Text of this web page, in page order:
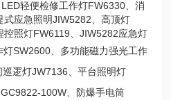
轻便检修工作灯FW6330、消
应急照明JIW5282、高顶灯
照灯FW6119、JIW5282应急灯
灯SW2600 、多功能磁力强光工作
逻灯JW7136、平台照明灯
100W、防爆手电筒